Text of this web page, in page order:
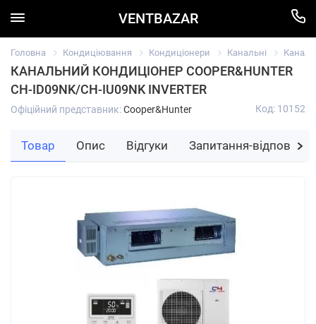
VENTBAZAR
Головна Кондиціювання Кондиціонери Канальні
КАНАЛЬНИЙ КОНДИЦІОНЕР COOPER&HUNTER
CH-ID09NK/CH-IU09NK INVERTER
Офіційний представник:Cooper&Hunter Код: 10152
Товар Опис Відгуки Запитання-відповідь